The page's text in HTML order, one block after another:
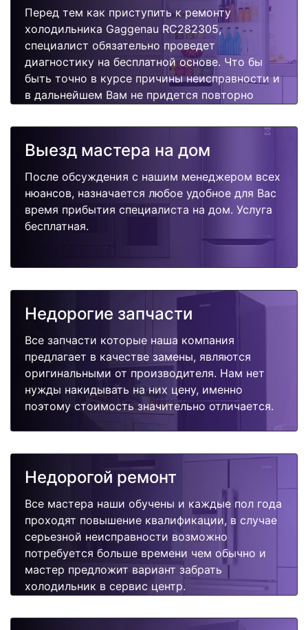
Перед тем как приступить к ремонту
холодильника Gaggenau RC282305,
специалист обязательно проведет
диагностику на бесплатной основе. Что бы
быть точно в курсе причины неисправности и
в дальнейшем Вам не придется повторно
поломок.
Выезд мастера на дом
После обсуждения с нашим менеджером всех
нюансов, назначается любое удобное для Вас
время прибытия специалиста на дом. Услуга
бесплатная.
Недорогие запчасти
Все запчасти которые наша компания
предлагает в качестве замены, являются
оригинальными от производителя. Нам нет
нужды накидывать на них цену, именно
поэтому стоимость значительно отличается.
Недорогой ремонт
Все мастера наши обучены и каждые пол года
проходят повышение квалификации, в случае
серьезной неисправности возможно
потребуется больше времени чем обычно и
мастер предложит вариант забрать
холодильник в сервис центр.